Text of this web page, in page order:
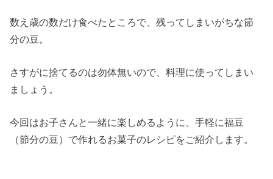
数え歳の数だけ食べたところで、残ってしまいがちな節
分の豆。
さすがに捨てるのは勿体無いので、料理に使ってしまい
ましょう。
今回はお子さんと一緒に楽しめるように、手軽に福豆
（節分の豆）で作れるお菓子のレシピをご紹介します。